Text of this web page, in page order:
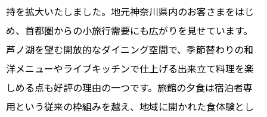
持を拡大いたしました。地元神奈川県内のお客さまをはじ
め、首都圏からの小旅行需要にも広がりを見せています。
芦ノ湖を望む開放的なダイニング空間で、季節替わりの和
洋メニューやライブキッチンで仕上げる出来立て料理を楽
しめる点も好評の理由の一つです。旅館の夕食は宿泊者専
用という従来の枠組みを越え、地域に開かれた食体験とし